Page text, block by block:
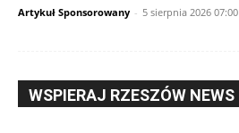
Artykuł Sponsorowany - 5 sierpnia 2026 07:00
WSPIERAJ RZESZÓW NEWS